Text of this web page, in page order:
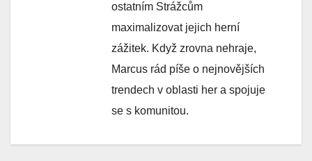
ostatním Strážcům
maximalizovat jejich herní
zážitek. Když zrovna nehraje,
Marcus rád píše o nejnovějších
trendech v oblasti her a spojuje
se s komunitou.